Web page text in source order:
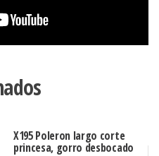
X195 Poleron largo corte
princesa, gorro desbocado